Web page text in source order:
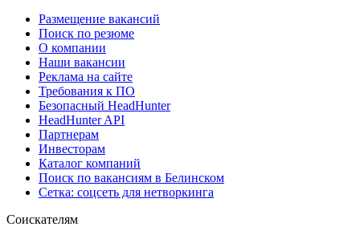
Размещение вакансий
Поиск по резюме
О компании
Наши вакансии
Реклама на сайте
Требования к ПО
Безопасный HeadHunter
HeadHunter API
Партнерам
Инвесторам
Каталог компаний
Поиск по вакансиям в Белинском
Сетка: соцсеть для нетворкинга
Соискателям